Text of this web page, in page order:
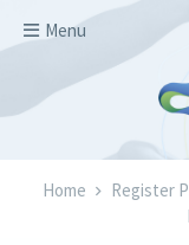
Menu
Kruimelpad
Home Register